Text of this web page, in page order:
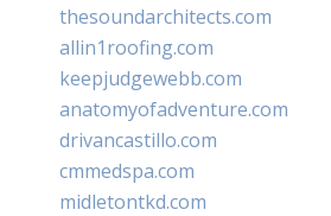
thesoundarchitects.com
allin1roofing.com
keepjudgewebb.com
anatomyofadventure.com
drivancastillo.com
cmmedspa.com
midletontkd.com